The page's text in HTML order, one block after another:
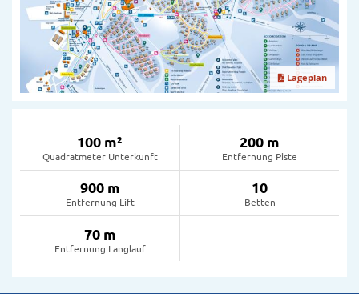
Lageplan
100 m²
Quadratmeter Unterkunft
200 m
Entfernung Piste
900 m
Entfernung Lift
10
Betten
70 m
Entfernung Langlauf